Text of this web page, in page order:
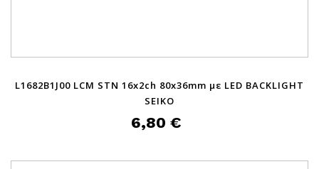
L1682B1J00 LCM STN 16x2ch 80x36mm με LED BACKLIGHT
SEIKO
6,80 €